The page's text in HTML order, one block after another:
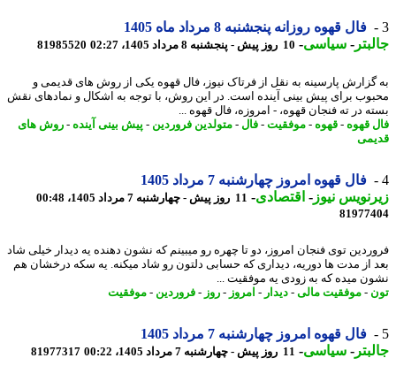
فال قهوه روزانه پنجشنبه 8 مرداد ماه 1405
-سیاسی-10 روز پیش - پنجشنبه 8 مرداد 1405، 02:27 81985520
پارسینه به نقل از فرتاک نیوز، فال قهوه یکی از روش های قدیمی و
برای پیش بینی آینده است. در این روش، با توجه به اشکال و نمادهای نقش
در ته فنجان قهوه، - امروزه، فال قهوه ...
قهوه-قهوه-موفقیت-فال-متولدین فروردین -پیش بینی آینده -روش های
فال قهوه امروز چهارشنبه 7 مرداد 1405
نیوز-اقتصادی-11 روز پیش - چهارشنبه 7 مرداد 1405، 00:48
توی فنجان امروز، دو تا چهره رو میبینم که نشون دهنده یه دیدار خیلی شاد
از مدت ها دوریه، دیداری که حسابی دلتون رو شاد میکنه. یه سکه درخشان هم
میده که به زودی یه موفقیت ...
-موفقیت مالی-دیدار-امروز- روز- فروردین -موفقیت
فال قهوه امروز چهارشنبه 7 مرداد 1405
-سیاسی-11 روز پیش - چهارشنبه 7 مرداد 1405، 00:22 81977317